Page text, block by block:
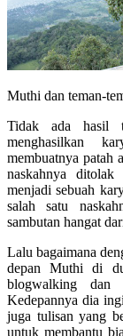
Muthi dan teman-
Tidak ada hasil
menghasilkan
membuatnya patah
naskahnya
menjadi sebuah
salah satu
sambutan hangat
Lalu bagaimana
depan Muthi di
blogwalking dan
Kedepannya dia
juga tulisan yang
untuk membantu